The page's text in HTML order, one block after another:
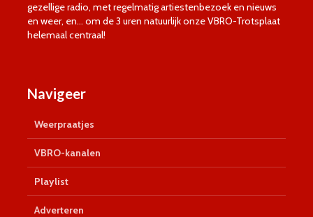
gezellige radio, met regelmatig artiestenbezoek en nieuws
en weer, en… om de 3 uren natuurlijk onze VBRO-Trotsplaat
helemaal centraal!
Navigeer
Weerpraatjes
VBRO-kanalen
Playlist
Adverteren